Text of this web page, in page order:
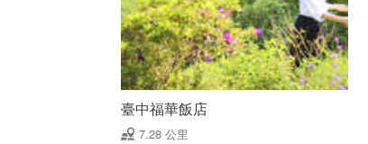
臺中福華飯店
7.28 公里